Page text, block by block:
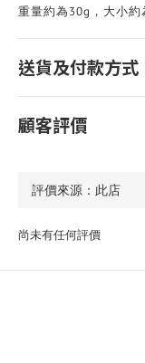
重量約為30g，大小
送貨及付款方式
顧客評價
尚未有任何評價